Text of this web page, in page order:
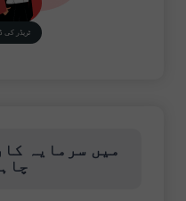
ٹریڈر کی
میں سرمایہ